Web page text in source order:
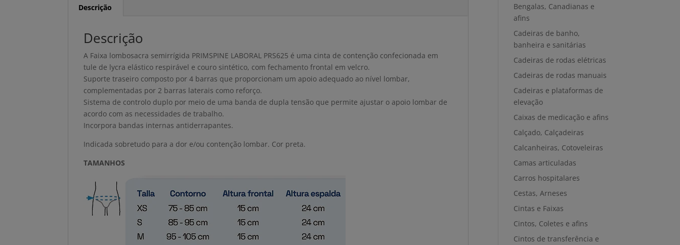
Descrição
Descrição
A Faixa lombosacra semirrígida PRIMSPINE LABORAL PRS625 é uma cinta de contenção confecionada em
tule de lycra elástico respirável e couro sintético, com fechamento frontal em velcro.
Suporte traseiro composto por 4 barras que proporcionam um apoio adequado ao nível lombar,
complementadas por 2 barras laterais como reforço.
Sistema de controlo duplo por meio de uma banda de dupla tensão que permite ajustar o apoio lombar de
acordo com as necessidades de trabalho.
Incorpora bandas internas antiderrapantes.
Indicada sobretudo para a dor e/ou contenção lombar. Cor preta.
TAMANHOS
Bengalas, Canadianas e
afins
Cadeiras de banho,
banheira e sanitárias
Cadeiras de rodas elétricas
Cadeiras de rodas manuais
Cadeiras e plataformas de
elevação
Caixas de medicação e afins
Calçado, Calçadeiras
Calcanheiras, Cotoveleiras
Camas articuladas
Carros hospitalares
Cestas, Arneses
Cintas e Faixas
Cintos, Coletes e afins
Cintos de transferência e